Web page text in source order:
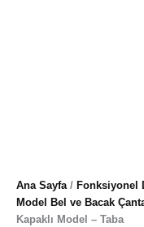
Ana Sayfa/ Fonksiyonel
Model Bel ve Bacak
Kapaklı Model – Taba